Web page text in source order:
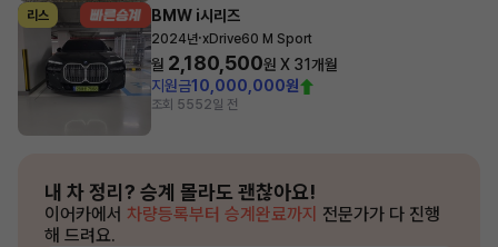
리스 BMW i시리즈
2024년·xDrive60 M Sport
월 2,180,500원 X 31개월
지원금10,000,000원
조회 5552일 전
내 차 정리? 승계 몰라도 괜찮아요!
이어카에서 차량등록부터 승계완료까지 전문가가 다 진행
해 드려요.